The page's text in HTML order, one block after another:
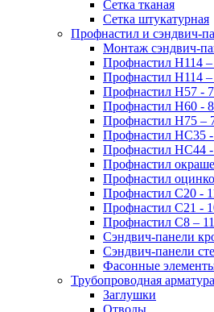
Сетка тканая
Сетка штукатурная
Профнастил и сэндвич-
Монтаж сэндвич-
Профнастил Н114 –
Профнастил Н114 –
Профнастил Н57 -
Профнастил Н60 -
Профнастил Н75 –
Профнастил НС35 -
Профнастил НС44 -
Профнастил
Профнастил
Профнастил С20 -
Профнастил С21 -
Профнастил С8 –
Сэндвич-панели
Сэндвич-панели
Фасонные
Трубопроводная арматура
Заглушки
Отводы